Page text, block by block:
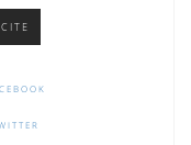
CITE